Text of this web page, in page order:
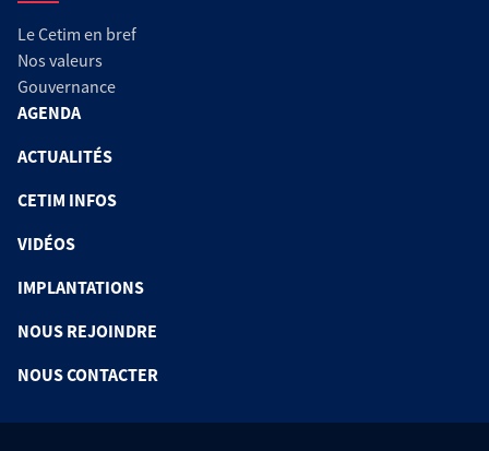
Le Cetim en bref
Nos valeurs
Gouvernance
AGENDA
ACTUALITÉS
CETIM INFOS
VIDÉOS
IMPLANTATIONS
NOUS REJOINDRE
NOUS CONTACTER